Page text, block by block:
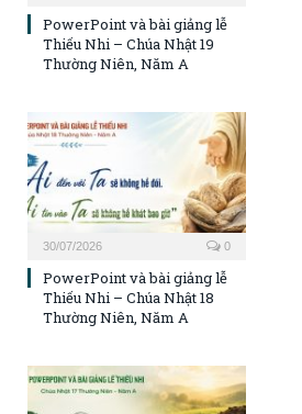
PowerPoint và bài giảng lễ
Thiếu Nhi – Chúa Nhật 19
Thường Niên, Năm A
30/07/2026 0
PowerPoint và bài giảng lễ
Thiếu Nhi – Chúa Nhật 18
Thường Niên, Năm A